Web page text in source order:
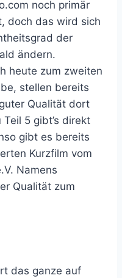
noch primär
doch das wird sich
der
ändern.
heute zum zweiten
stellen bereits
Qualität dort
5 gibt’s direkt
gibt es bereits
Kurzfilm vom
Namens
Qualität zum
das ganze auf